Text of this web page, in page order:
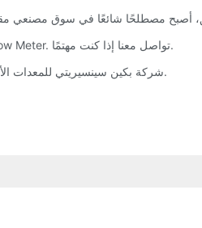
لمزيد من النصائح والإرشادات، تفضل بزيارة موقعنا الإلكتروني Sincerity Flow Meter. تواصل معنا إذا كنت مهتمًا.
شركة بكين سينسيريتي للمعدات الأوتوماتيكية المحدودة، التي تفتخر بمقياس تدفق الكتلة للتطبيق بطرق مختلفة.